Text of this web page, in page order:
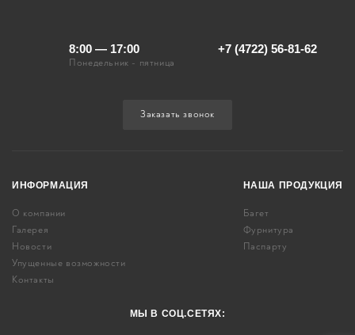
8:00 — 17:00
Понедельник - пятница
+7 (4722) 56-81-62
Заказать звонок
МЫ В СОЦ.СЕТЯХ:
ИНФОРМАЦИЯ
О компании
Галерея
Новости
Упущенные возможности
Контакты
НАША ПРОДУКЦИЯ
Багет
Фурнитура
Паспарту